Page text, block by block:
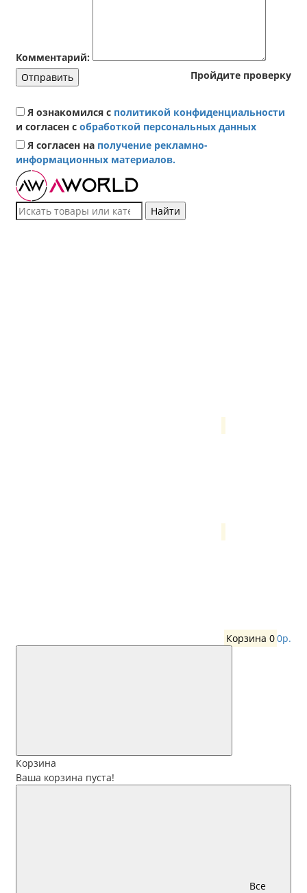
Комментарий:
Пройдите проверку
Отправить
Я ознакомился с политикой конфиденциальности
и согласен с обработкой персональных данных
Я согласен на получение рекламно-
информационных материалов.
Найти
Корзина 00р.
Корзина
Ваша корзина пуста!
Все